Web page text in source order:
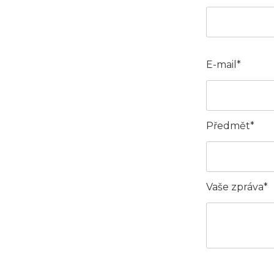
E-mail*
Předmět*
Vaše zpráva*